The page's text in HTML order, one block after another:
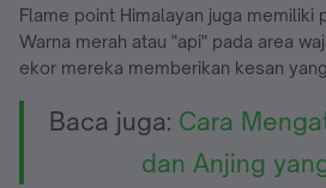
Flame point Himalayan juga memiliki
Warna merah atau "api" pada area
ekor mereka memberikan kesan
Baca juga: Cara
dan Anjing